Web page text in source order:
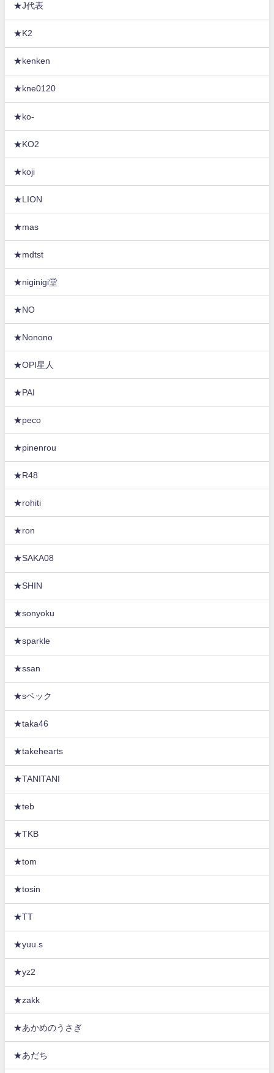
★J代表
★K2
★kenken
★kne0120
★ko-
★KO2
★koji
★LION
★mas
★mdtst
★niginigi堂
★NO
★Nonono
★OPI星人
★PAI
★peco
★pinenrou
★R48
★rohiti
★ron
★SAKA08
★SHIN
★sonyoku
★sparkle
★ssan
★sベック
★taka46
★takehearts
★TANITANI
★teb
★TKB
★tom
★tosin
★TT
★yuu.s
★yz2
★zakk
★あかめのうさぎ
★あだち